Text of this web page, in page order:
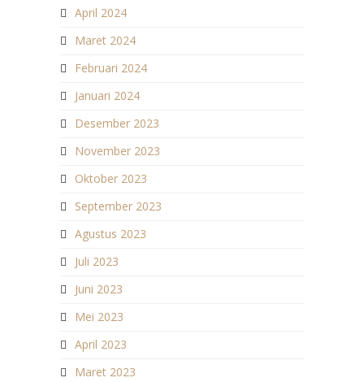
April 2024
Maret 2024
Februari 2024
Januari 2024
Desember 2023
November 2023
Oktober 2023
September 2023
Agustus 2023
Juli 2023
Juni 2023
Mei 2023
April 2023
Maret 2023